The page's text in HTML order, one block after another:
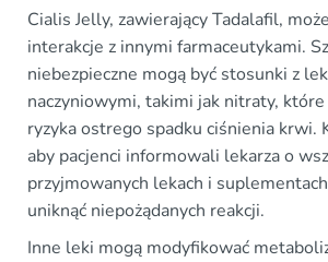
Cialis Jelly, zawierający Tadalafil,
interakcje z innymi farmaceutykami.
niebezpieczne mogą być stosunki z
naczyniowymi, takimi jak nitraty,
ryzyka ostrego spadku ciśnienia krwi.
aby pacjenci informowali lekarza o
przyjmowanych lekach i
uniknąć niepożądanych reakcji.
Inne leki mogą modyfikować